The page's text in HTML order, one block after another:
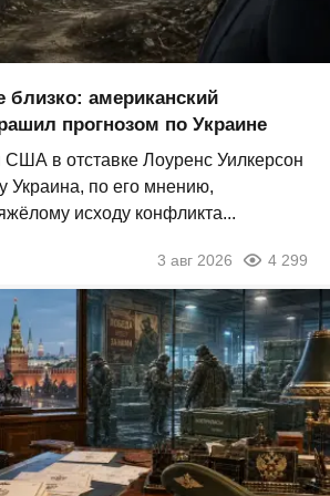
близко: американский
прогнозом по Украине
в отставке Лоуренс Уилкерсон
Украина, по его мнению,
исходу конфликта...
3 авг 2026 4 299